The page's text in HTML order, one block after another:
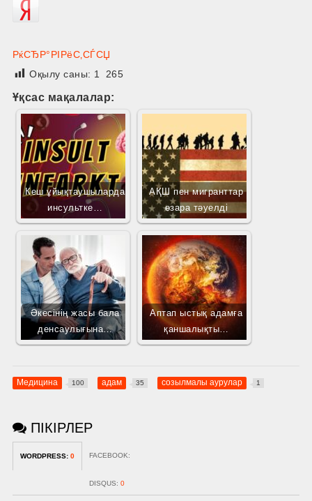
РќСЂР°РІРёС‚СЃСЏ
Оқылу саны: 1 265
Ұқсас мақалалар:
Кеш ұйықтаушыларда
инсультке…
АҚШ пен мигранттар
өзара тәуелді
Әкесінің жасы бала
денсаулығына…
Аптап ыстық адамға
қаншалықты…
Медицина 100 адам 35 созылмалы аурулар 1
ПІКІРЛЕР
WORDPRESS: 0 FACEBOOK:
DISQUS: 0